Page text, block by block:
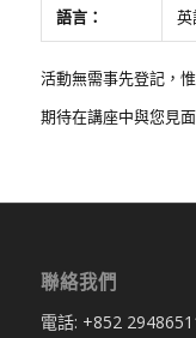
語言： 英
活動無需事先登記，
期待在講座中與您見面
聯絡我們
電話: +852